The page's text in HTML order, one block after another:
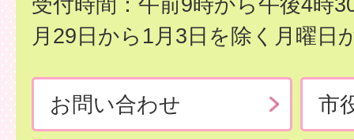
月29日から1月3日を除く月曜日
お問い合わせ 市